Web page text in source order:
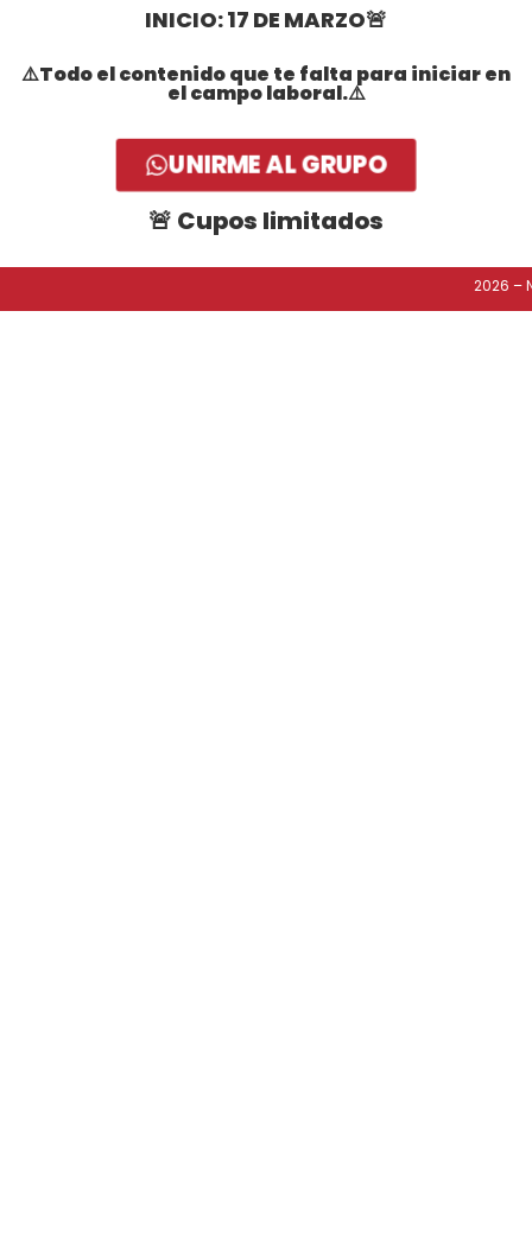
INICIO: 17 DE MARZO🚨
⚠️Todo el contenido que te falta para iniciar en
el campo laboral.⚠️
UNIRME AL GRUPO
🚨 Cupos limitados
2026 –